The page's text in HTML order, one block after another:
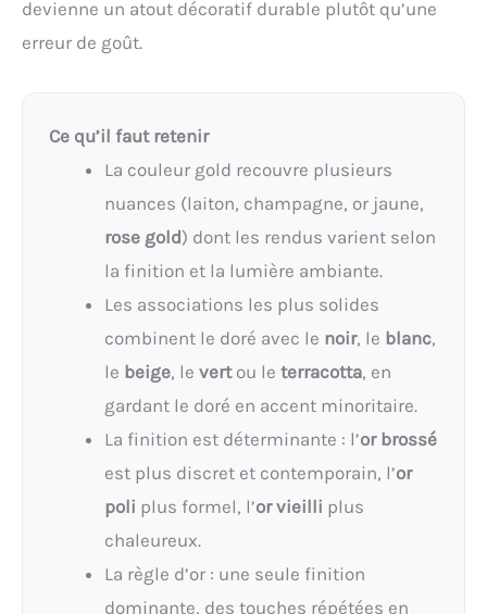
devienne un atout décoratif durable plutôt qu’une
erreur de goût.
Ce qu’il faut retenir
La couleur gold recouvre plusieurs
nuances (laiton, champagne, or jaune,
rose gold) dont les rendus varient selon
la finition et la lumière ambiante.
Les associations les plus solides
combinent le doré avec le noir, le blanc,
le beige, le vertou le terracotta, en
gardant le doré en accent minoritaire.
La finition est déterminante : l’or brossé
est plus discret et contemporain, l’or
poli plus formel, l’or vieilli plus
chaleureux.
La règle d’or : une seule finition
dominante, des touches répétées en